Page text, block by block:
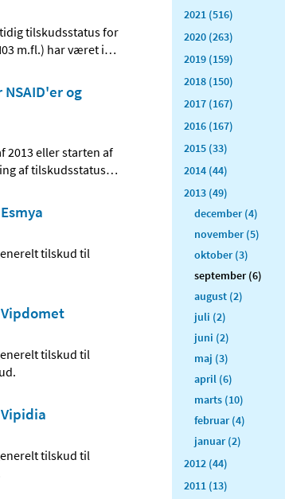
tilskudsstatus for
m.fl.) har været i…
og
2013 eller starten af
af tilskudsstatus…
tilskud til
tilskud til
tilskud til
2021 (516)
2020 (263)
2019 (159)
2018 (150)
2017 (167)
2016 (167)
2015 (33)
2014 (44)
2013 (49)
december (4)
november (5)
oktober (3)
september (6)
august (2)
juli (2)
juni (2)
maj (3)
april (6)
marts (10)
februar (4)
januar (2)
2012 (44)
2011 (13)